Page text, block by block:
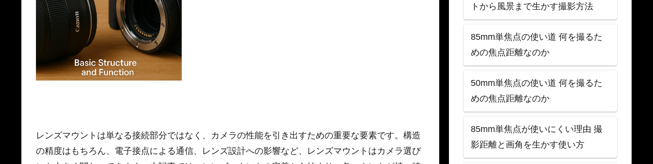
レンズマウントは単なる接続部分ではなく、カメラの性能を引き出すための重要な要素です。構造
の精度はもちろん、電子接点による通信、レンズ設計への影響など、レンズマウントはカメラ選び
トから風景まで生かす撮影方法
85mm単焦点の使い道 何を撮るた
めの焦点距離なのか
50mm単焦点の使い道 何を撮るた
めの焦点距離なのか
85mm単焦点が使いにくい理由 撮
影距離と画角を生かす使い方